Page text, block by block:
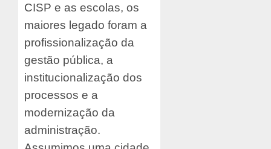
CISP e as escolas, os
maiores legado foram a
profissionalização da
gestão pública, a
institucionalização dos
processos e a
modernização da
administração.